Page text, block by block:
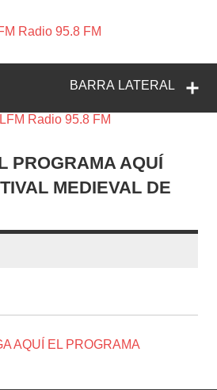
Radio
95.8 FM
en Vega Baja y Radio en el Medio
BARRA LATERAL
PROGRAMA AQUÍ
MEDIEVAL DE
AQUÍ EL PROGRAMA